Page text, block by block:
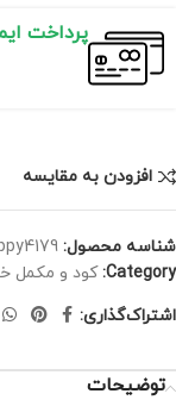
پرداخت
افزودن به مقایسه
شناسه محصول:
Category: کود و مکمل
اشتراک‌گذاری:
توضیحات